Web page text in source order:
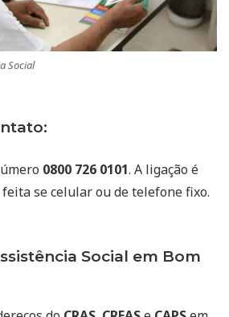
Social
0800 726 0101. A ligação é
se celular ou de telefone fixo.
Social em Bom